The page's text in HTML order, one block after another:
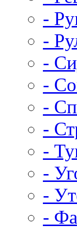
-
-
-
-
-
-
-
-
-
-